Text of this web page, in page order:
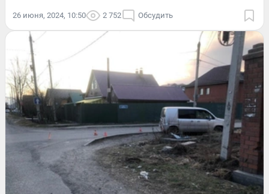
26 июня, 2024, 10:50 2 752 Обсудить